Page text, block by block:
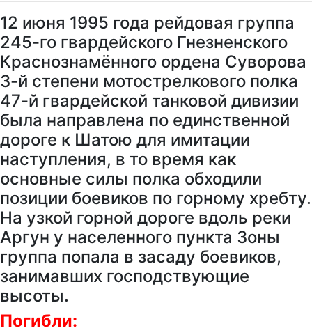
12 июня 1995 года рейдовая группа
245-го гвардейского Гнезненского
Краснознамённого ордена Суворова
3-й степени мотострелкового полка
47-й гвардейской танковой дивизии
была направлена по единственной
дороге к Шатою для имитации
наступления, в то время как
основные силы полка обходили
позиции боевиков по горному хребту.
На узкой горной дороге вдоль реки
Аргун у населенного пункта Зоны
группа попала в засаду боевиков,
занимавших господствующие
высоты.
Погибли: